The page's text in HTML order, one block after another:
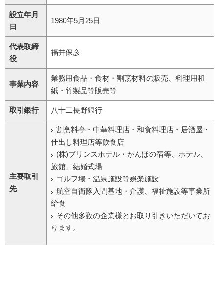
設立年月
日
1980年5月25日
代表取締
役
福井保彦
事業内容
業務用食品・食材・割烹材料の販売、料理用和
紙・竹製品等販売等
取引銀行 八十二長野銀行
主要取引
先
割烹料亭・中華料理店・和食料理店・居酒屋・
仕出し料理店等飲食店
(株)プリンスホテル・かんぽの宿等、ホテル、
旅館、結婚式場
ゴルフ場・温泉施設等娯楽施設
航空自衛隊入間基地・介護、福祉施設等事業所
給食
その他多数の企業様とお取り引きいただいてお
ります。